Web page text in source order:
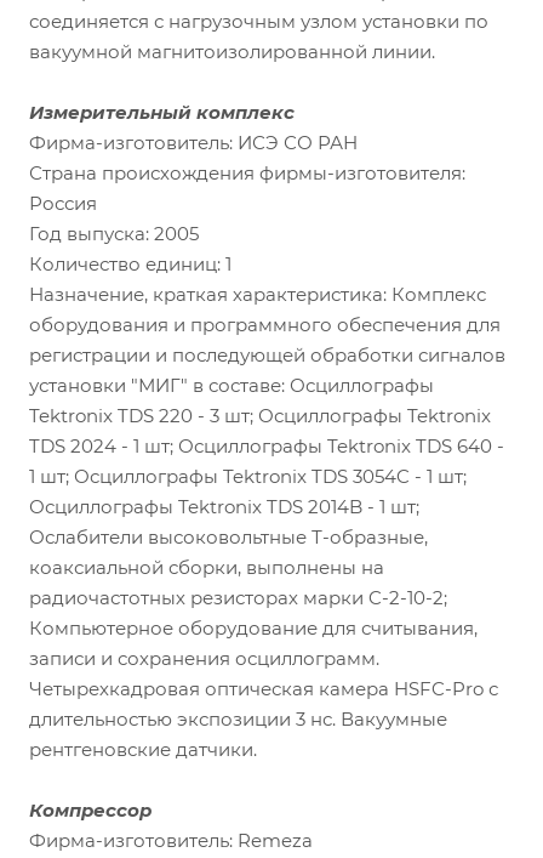
соединяется с нагрузочным узлом установки по
вакуумной магнитоизолированной линии.
Измерительный комплекс
Фирма-изготовитель: ИСЭ СО РАН
Страна происхождения фирмы-изготовителя:
Россия
Год выпуска: 2005
Количество единиц: 1
Назначение, краткая характеристика: Комплекс
оборудования и программного обеспечения для
регистрации и последующей обработки сигналов
установки "МИГ" в составе: Осциллографы
Tektronix TDS 220 - 3 шт; Осциллографы Tektronix
TDS 2024 - 1 шт; Осциллографы Tektronix TDS 640 -
1 шт; Осциллографы Tektronix TDS 3054C - 1 шт;
Осциллографы Tektronix TDS 2014B - 1 шт;
Ослабители высоковольтные Т-образные,
коаксиальной сборки, выполнены на
радиочастотных резисторах марки C-2-10-2;
Компьютерное оборудование для считывания,
записи и сохранения осциллограмм.
Четырехкадровая оптическая камера HSFC-Pro с
длительностью экспозиции 3 нс. Вакуумные
рентгеновские датчики.
Компрессор
Фирма-изготовитель: Remeza